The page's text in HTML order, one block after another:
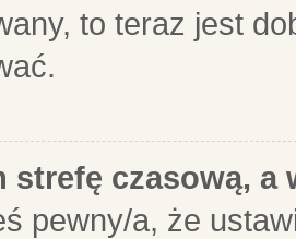
to teraz jest
strefę czasową,
pewny/a, że